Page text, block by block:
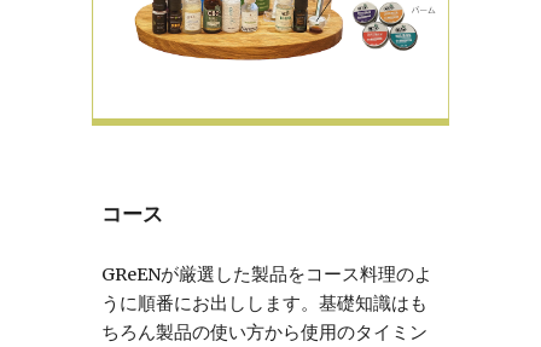
コース
GReENが厳選した製品をコース料理のよ
うに順番にお出しします。基礎知識はも
ちろん製品の使い方から使用のタイミン